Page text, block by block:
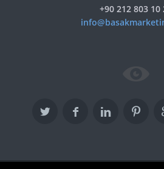
+90 212 803 10